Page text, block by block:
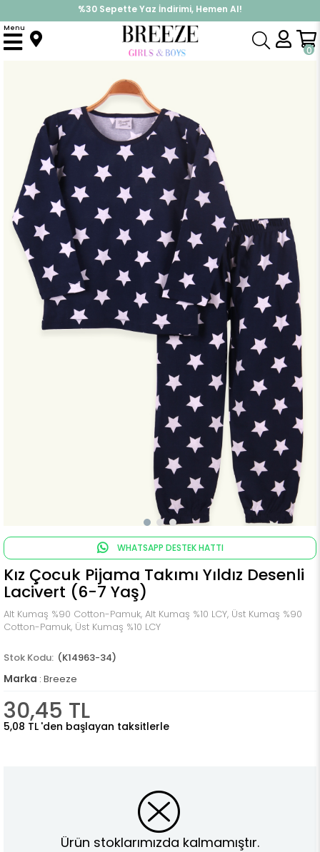
%30 Sepette Yaz İndirimi, Hemen Al!
İndirimlere ek %10 İndirimi Kap, Hemen Üye Ol!
0
Menu
Anasayfa Pijama & İç Giyim KIZ Pijama Takımları Kız Çocuk Pijama Takımı Yıldız Desenli Lacivert (6-7 Yaş)
WHATSAPP DESTEK HATTI
Kız Çocuk Pijama Takımı Yıldız Desenli
Lacivert (6-7 Yaş)
Alt Kumaş %90 Cotton-Pamuk, Alt Kumaş %10 LCY, Üst Kumaş %90
Cotton-Pamuk, Üst Kumaş %10 LCY
(K14963-34)
Marka : Breeze
30,45 TL
5,08 TL 'den başlayan taksitlerle
Ürün stoklarımızda kalmamıştır.